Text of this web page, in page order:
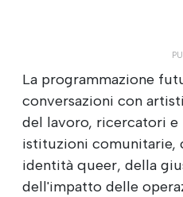
La programmazione
conversazioni con
del lavoro, ricercatori e
istituzioni comunitarie,
identità queer, della
dell'impatto delle